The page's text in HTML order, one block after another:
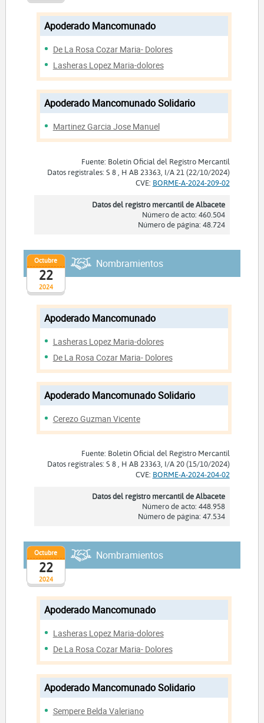
Apoderado Mancomunado
De La Rosa Cozar Maria- Dolores
Lasheras Lopez Maria-dolores
Apoderado Mancomunado Solidario
Martinez Garcia Jose Manuel
Fuente: Boletín Oficial del Registro Mercantil
Datos registrales: S 8 , H AB 23363, I/A 21 (22/10/2024)
CVE: BORME-A-2024-209-02
Datos del registro mercantil de Albacete
Número de acto: 460.504
Número de página: 48.724
2024
Octubre
22
Nombramientos
Apoderado Mancomunado
Lasheras Lopez Maria-dolores
De La Rosa Cozar Maria- Dolores
Apoderado Mancomunado Solidario
Cerezo Guzman Vicente
Fuente: Boletín Oficial del Registro Mercantil
Datos registrales: S 8 , H AB 23363, I/A 20 (15/10/2024)
CVE: BORME-A-2024-204-02
Datos del registro mercantil de Albacete
Número de acto: 448.958
Número de página: 47.534
2024
Octubre
22
Nombramientos
Apoderado Mancomunado
Lasheras Lopez Maria-dolores
De La Rosa Cozar Maria- Dolores
Apoderado Mancomunado Solidario
Sempere Belda Valeriano